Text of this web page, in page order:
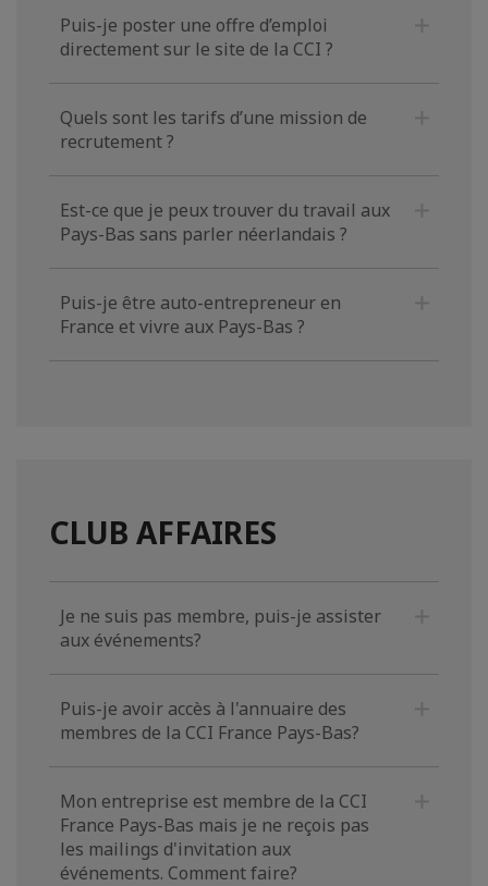
Puis-je poster une offre d’emploi
directement sur le site de la CCI ?
Quels sont les tarifs d’une mission de
recrutement ?
Est-ce que je peux trouver du travail aux
Pays-Bas sans parler néerlandais ?
Puis-je être auto-entrepreneur en
France et vivre aux Pays-Bas ?
CLUB AFFAIRES
Je ne suis pas membre, puis-je assister
aux événements?
Puis-je avoir accès à l'annuaire des
membres de la CCI France Pays-Bas?
Mon entreprise est membre de la CCI
France Pays-Bas mais je ne reçois pas
les mailings d'invitation aux
événements. Comment faire?